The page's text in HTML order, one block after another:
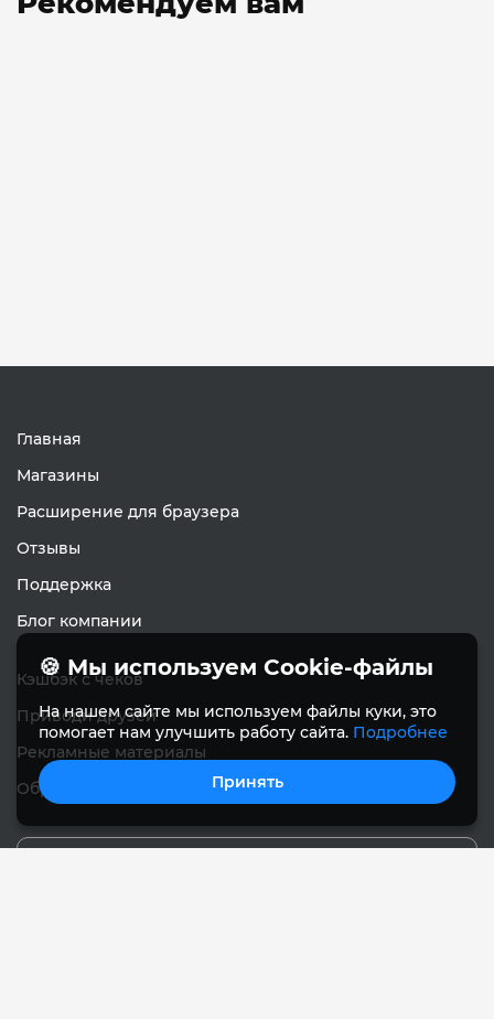
Главная
Магазины
Расширение для браузера
Отзывы
Поддержка
Блог компании
Кэшбэк с чеков
Приводи друзей
Рекламные материалы
Обратная связь
🍪 Мы используем Cookie-файлы
На нашем сайте мы используем файлы куки, это
помогает нам улучшить работу сайта. Подробнее
Принять